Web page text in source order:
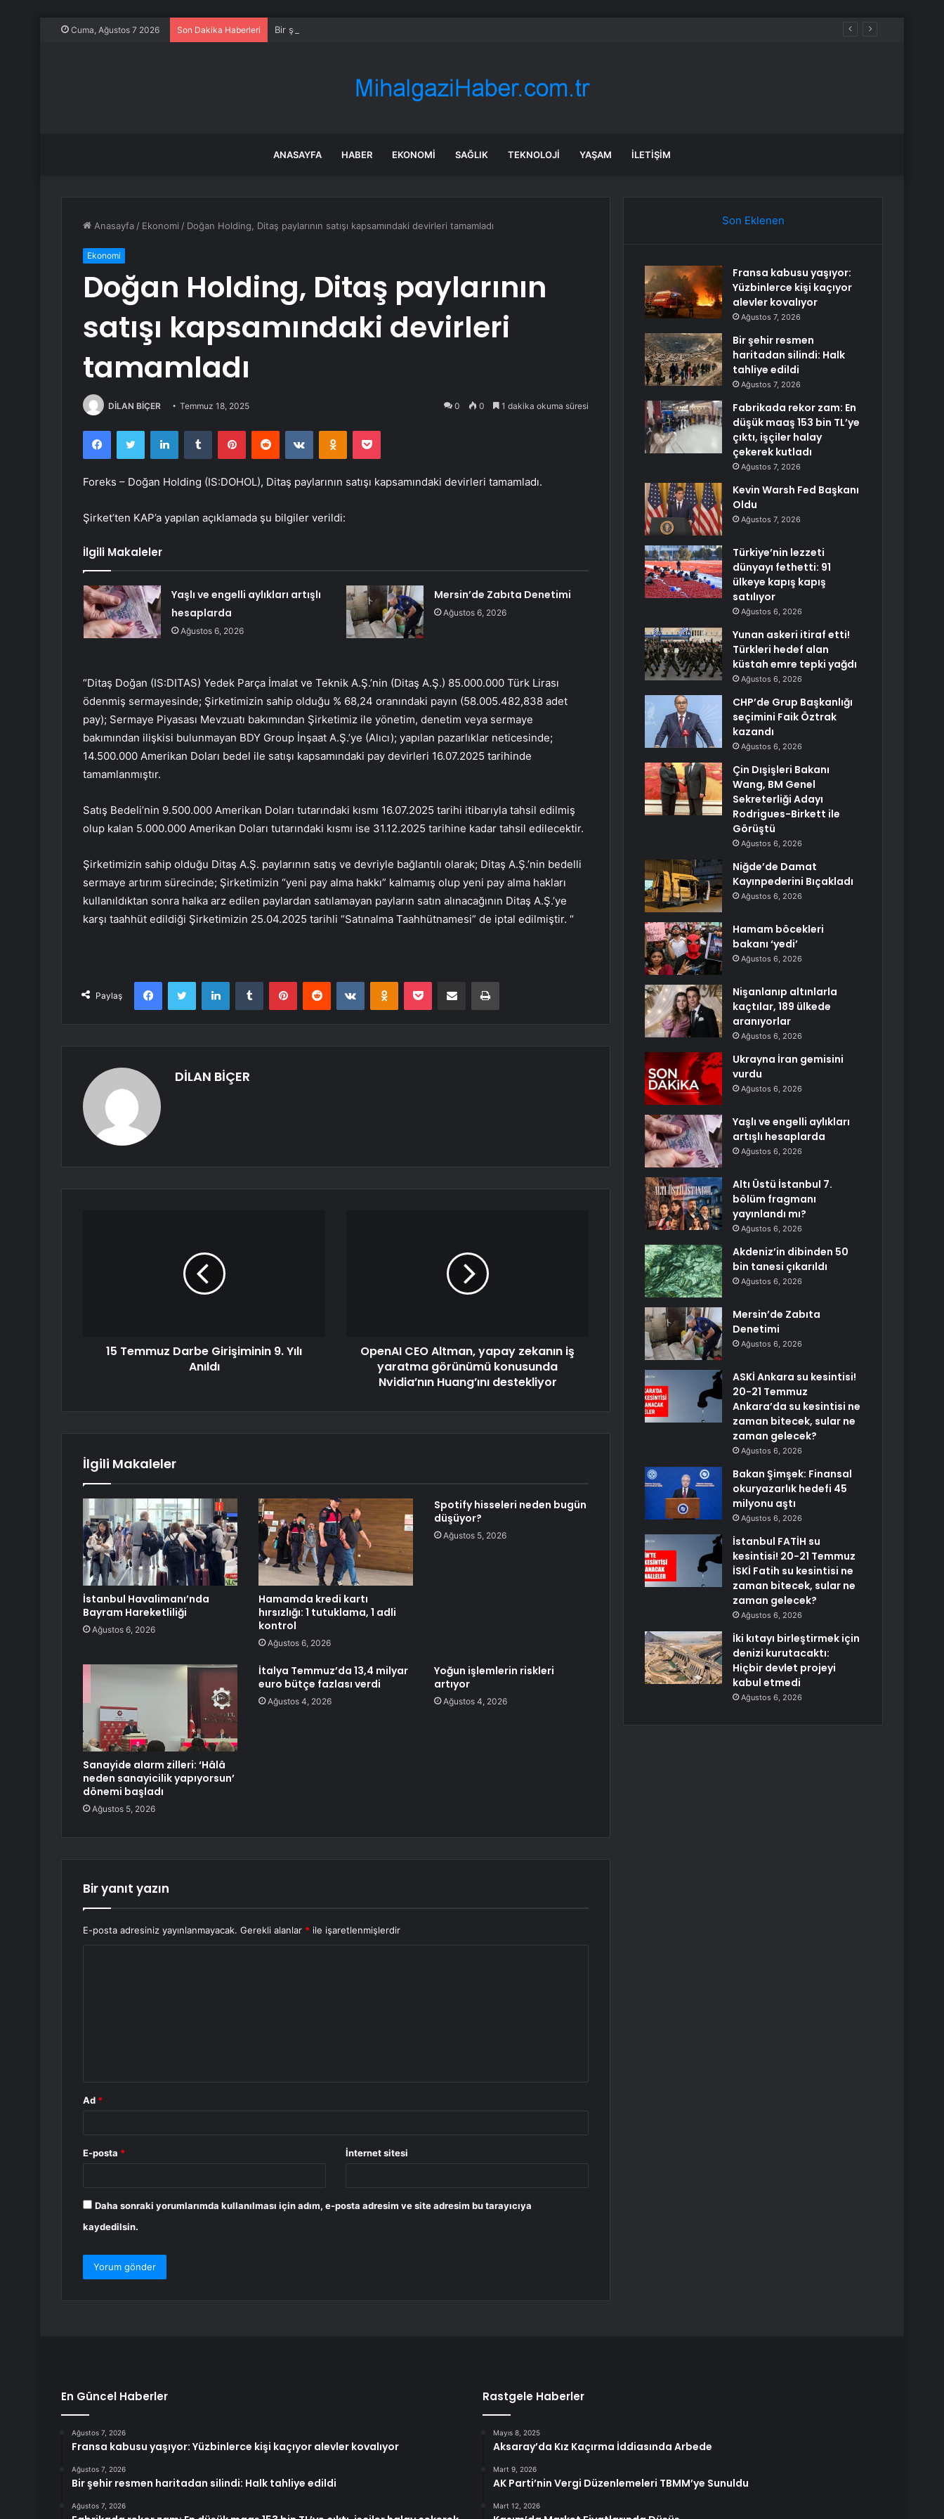
Cuma, Ağustos 7 2026 Son Dakika Haberleri Bir şehir resmen haritadan silindi: Halk tahliye edildi
ANASAYFA HABER EKONOMI SAĞLIK TEKNOLOJI YAŞAM İLETIŞIM
Anasayfa / Ekonomi / Doğan Holding, Ditaş paylarının satışı kapsamındaki devirleri tamamladı
Ekonomi
Doğan Holding, Ditaş paylarının
satışı kapsamındaki devirleri
tamamladı
DİLAN BİÇER Temmuz 18, 2025 0 0 1 dakika okuma süresi
FacebookTwitter LinkedInTumblr PinterestReddit VKontakteOdnoklassniki
Pocket
Foreks – Doğan Holding (IS:DOHOL), Ditaş paylarının satışı kapsamındaki devirleri tamamladı.
Şirket’ten KAP’a yapılan açıklamada şu bilgiler verildi:
İlgili Makaleler
Yaşlı ve engelli aylıkları artışlı
hesaplarda
Ağustos 6, 2026
Mersin’de Zabıta Denetimi
Ağustos 6, 2026
“Ditaş Doğan (IS:DITAS) Yedek Parça İmalat ve Teknik A.Ş.’nin (Ditaş A.Ş.) 85.000.000 Türk Lirası
ödenmiş sermayesinde; Şirketimizin sahip olduğu % 68,24 oranındaki payın (58.005.482,838 adet
pay); Sermaye Piyasası Mevzuatı bakımından Şirketimiz ile yönetim, denetim veya sermaye
bakımından ilişkisi bulunmayan BDY Group İnşaat A.Ş.’ye (Alıcı); yapılan pazarlıklar neticesinde;
14.500.000 Amerikan Doları bedel ile satışı kapsamındaki pay devirleri 16.07.2025 tarihinde
tamamlanmıştır.
Satış Bedeli’nin 9.500.000 Amerikan Doları tutarındaki kısmı 16.07.2025 tarihi itibarıyla tahsil edilmiş
olup kalan 5.000.000 Amerikan Doları tutarındaki kısmı ise 31.12.2025 tarihine kadar tahsil edilecektir.
Şirketimizin sahip olduğu Ditaş A.Ş. paylarının satış ve devriyle bağlantılı olarak; Ditaş A.Ş.’nin bedelli
sermaye artırım sürecinde; Şirketimizin “yeni pay alma hakkı” kalmamış olup yeni pay alma hakları
kullanıldıktan sonra halka arz edilen paylardan satılamayan payların satın alınacağının Ditaş A.Ş.’ye
karşı taahhüt edildiği Şirketimizin 25.04.2025 tarihli “Satınalma Taahhütnamesi” de iptal edilmiştir. “
Paylaş
FacebookTwitter LinkedInTumblr PinterestReddit VKontakteOdnoklassniki
Pocket E-Posta ile paylaş Yazdır
DİLAN BİÇER
15 Temmuz Darbe Girişiminin 9. Yılı
Anıldı
OpenAI CEO Altman, yapay zekanın iş
yaratma görünümü konusunda
Nvidia’nın Huang’ını destekliyor
İlgili Makaleler
İstanbul Havalimanı’nda
Bayram Hareketliliği
Ağustos 6, 2026
Hamamda kredi kartı
hırsızlığı: 1 tutuklama, 1 adli
kontrol
Ağustos 6, 2026
Spotify hisseleri neden bugün
düşüyor?
Ağustos 5, 2026
Sanayide alarm zilleri: ‘Hâlâ
neden sanayicilik yapıyorsun’
dönemi başladı
Ağustos 5, 2026
İtalya Temmuz’da 13,4 milyar
euro bütçe fazlası verdi
Ağustos 4, 2026
Yoğun işlemlerin riskleri
artıyor
Ağustos 4, 2026
Bir yanıt yazın
E-posta adresiniz yayınlanmayacak. Gerekli alanlar * ile işaretlenmişlerdir
Ad *
E-posta * İnternet sitesi
Daha sonraki yorumlarımda kullanılması için adım, e-posta adresim ve site adresim bu tarayıcıya
kaydedilsin.
Son Eklenen
Fransa kabusu yaşıyor:
Yüzbinlerce kişi kaçıyor
alevler kovalıyor
Ağustos 7, 2026
Bir şehir resmen
haritadan silindi: Halk
tahliye edildi
Ağustos 7, 2026
Fabrikada rekor zam: En
düşük maaş 153 bin TL’ye
çıktı, işçiler halay
çekerek kutladı
Ağustos 7, 2026
Kevin Warsh Fed Başkanı
Oldu
Ağustos 7, 2026
Türkiye’nin lezzeti
dünyayı fethetti: 91
ülkeye kapış kapış
satılıyor
Ağustos 6, 2026
Yunan askeri itiraf etti!
Türkleri hedef alan
küstah emre tepki yağdı
Ağustos 6, 2026
CHP’de Grup Başkanlığı
seçimini Faik Öztrak
kazandı
Ağustos 6, 2026
Çin Dışişleri Bakanı
Wang, BM Genel
Sekreterliği Adayı
Rodrigues-Birkett ile
Görüştü
Ağustos 6, 2026
Niğde’de Damat
Kayınpederini Bıçakladı
Ağustos 6, 2026
Hamam böcekleri
bakanı ‘yedi’
Ağustos 6, 2026
Nişanlanıp altınlarla
kaçtılar, 189 ülkede
aranıyorlar
Ağustos 6, 2026
Ukrayna İran gemisini
vurdu
Ağustos 6, 2026
Yaşlı ve engelli aylıkları
artışlı hesaplarda
Ağustos 6, 2026
Altı Üstü İstanbul 7.
bölüm fragmanı
yayınlandı mı?
Ağustos 6, 2026
Akdeniz’in dibinden 50
bin tanesi çıkarıldı
Ağustos 6, 2026
Mersin’de Zabıta
Denetimi
Ağustos 6, 2026
ASKİ Ankara su kesintisi!
20-21 Temmuz
Ankara’da su kesintisi ne
zaman bitecek, sular ne
zaman gelecek?
Ağustos 6, 2026
Bakan Şimşek: Finansal
okuryazarlık hedefi 45
milyonu aştı
Ağustos 6, 2026
İstanbul FATİH su
kesintisi! 20-21 Temmuz
İSKİ Fatih su kesintisi ne
zaman bitecek, sular ne
zaman gelecek?
Ağustos 6, 2026
İki kıtayı birleştirmek için
denizi kurutacaktı:
Hiçbir devlet projeyi
kabul etmedi
Ağustos 6, 2026
En Güncel Haberler
Ağustos 7, 2026
Fransa kabusu yaşıyor: Yüzbinlerce kişi kaçıyor alevler kovalıyor
Ağustos 7, 2026
Bir şehir resmen haritadan silindi: Halk tahliye edildi
Ağustos 7, 2026
Rastgele Haberler
Mayıs 8, 2025
Aksaray’da Kız Kaçırma İddiasında Arbede
Mart 9, 2026
AK Parti’nin Vergi Düzenlemeleri TBMM’ye Sunuldu
Mart 12, 2026